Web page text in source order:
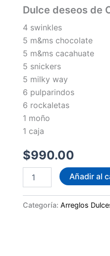
Dulce deseos de
4 swinkles
5 m&ms chocolate
5 m&ms cacahuate
5 snickers
5 milky way
6 pulparindos
6 rockaletas
1 moño
1 caja
$990.00
deseos
Cumpleaños
cantidad
Añadir al
Categoría: Arreglos